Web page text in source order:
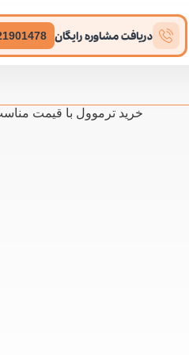
دریافت مشاوره رایگان